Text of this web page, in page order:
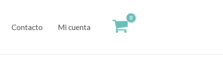
Contacto Mi cuenta